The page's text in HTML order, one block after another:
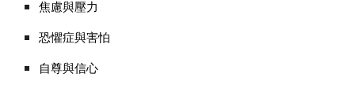
焦慮與壓力
恐懼症與害怕
自尊與信心